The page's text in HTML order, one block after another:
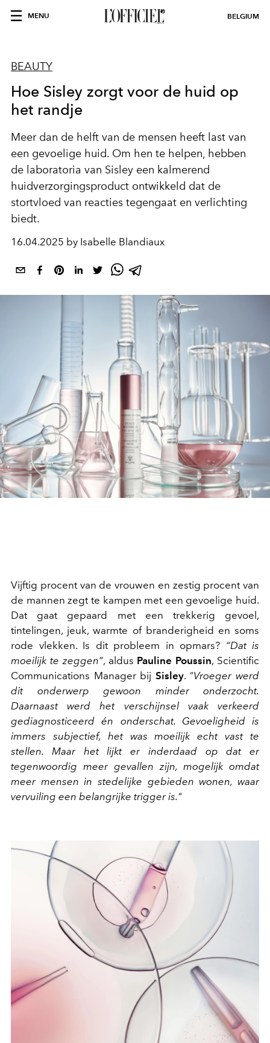
MENU BELGIUM
BEAUTY
Hoe Sisley zorgt voor de huid op
het randje
Meer dan de helft van de mensen heeft last van
een gevoelige huid. Om hen te helpen, hebben
de laboratoria van Sisley een kalmerend
huidverzorgingsproduct ontwikkeld dat de
stortvloed van reacties tegengaat en verlichting
biedt.
16.04.2025 by Isabelle Blandiaux
Vijftig procent van de vrouwen en zestig procent van
de mannen zegt te kampen met een gevoelige huid.
Dat gaat gepaard met een trekkerig gevoel,
tintelingen, jeuk, warmte of branderigheid en soms
rode vlekken. Is dit probleem in opmars? “Dat is
moeilijk te zeggen”, aldus Pauline Poussin, Scientific
Communications Manager bij Sisley. "Vroeger werd
dit onderwerp gewoon minder onderzocht.
Daarnaast werd het verschijnsel vaak verkeerd
gediagnosticeerd én onderschat. Gevoeligheid is
immers subjectief, het was moeilijk echt vast te
stellen. Maar het lijkt er inderdaad op dat er
tegenwoordig meer gevallen zijn, mogelijk omdat
meer mensen in stedelijke gebieden wonen, waar
vervuiling een belangrijke trigger is."